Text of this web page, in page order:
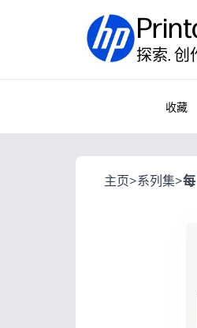
探索. 创
收藏
主页>系列集>